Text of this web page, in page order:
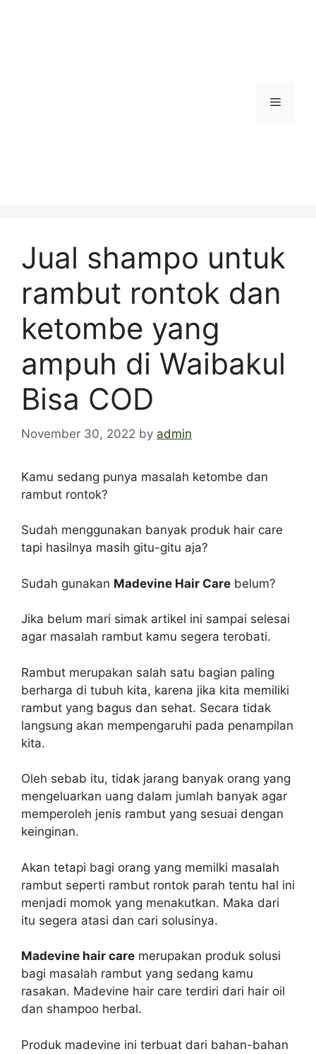
Menu
Jual shampo untuk
rambut rontok dan
ketombe yang
ampuh di Waibakul
Bisa COD
November 30, 2022 by admin
Kamu sedang punya masalah ketombe dan
rambut rontok?
Sudah menggunakan banyak produk hair care
tapi hasilnya masih gitu-gitu aja?
Sudah gunakan Madevine Hair Care belum?
Jika belum mari simak artikel ini sampai selesai
agar masalah rambut kamu segera terobati.
Rambut merupakan salah satu bagian paling
berharga di tubuh kita, karena jika kita memiliki
rambut yang bagus dan sehat. Secara tidak
langsung akan mempengaruhi pada penampilan
kita.
Oleh sebab itu, tidak jarang banyak orang yang
mengeluarkan uang dalam jumlah banyak agar
memperoleh jenis rambut yang sesuai dengan
keinginan.
Akan tetapi bagi orang yang memilki masalah
rambut seperti rambut rontok parah tentu hal ini
menjadi momok yang menakutkan. Maka dari
itu segera atasi dan cari solusinya.
Madevine hair care merupakan produk solusi
bagi masalah rambut yang sedang kamu
rasakan. Madevine hair care terdiri dari hair oil
dan shampoo herbal.
Produk madevine ini terbuat dari bahan-bahan